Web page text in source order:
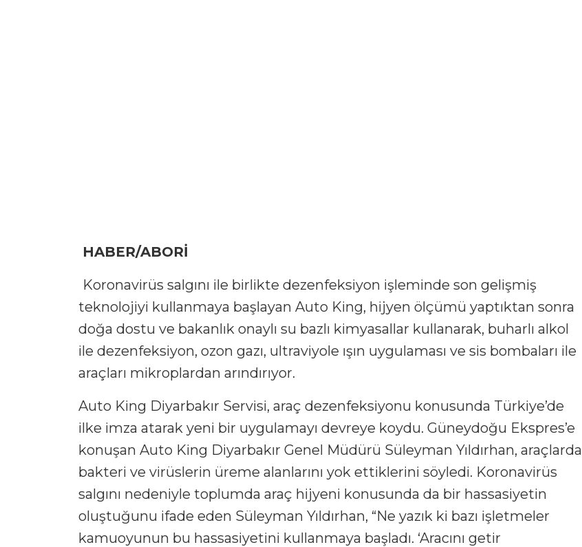
HABER/ABORİ
Koronavirüs salgını ile birlikte dezenfeksiyon işleminde son gelişmiş
teknolojiyi kullanmaya başlayan Auto King, hijyen ölçümü yaptıktan sonra
doğa dostu ve bakanlık onaylı su bazlı kimyasallar kullanarak, buharlı alkol
ile dezenfeksiyon, ozon gazı, ultraviyole ışın uygulaması ve sis bombaları ile
araçları mikroplardan arındırıyor.
Auto King Diyarbakır Servisi, araç dezenfeksiyonu konusunda Türkiye’de
ilke imza atarak yeni bir uygulamayı devreye koydu. Güneydoğu Ekspres’e
konuşan Auto King Diyarbakır Genel Müdürü Süleyman Yıldırhan, araçlarda
bakteri ve virüslerin üreme alanlarını yok ettiklerini söyledi. Koronavirüs
salgını nedeniyle toplumda araç hijyeni konusunda da bir hassasiyetin
oluştuğunu ifade eden Süleyman Yıldırhan, “Ne yazık ki bazı işletmeler
kamuoyunun bu hassasiyetini kullanmaya başladı. ‘Aracını getir